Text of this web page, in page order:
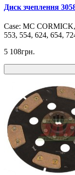
Диск зчеплення
Case: MC
553, 554, 624, 654,
5 108грн.